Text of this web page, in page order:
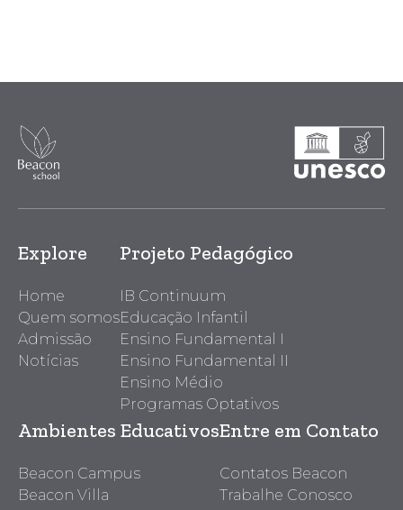
Explore
Home
Quem somos
Admissão
Notícias
Projeto Pedagógico
IB Continuum
Educação Infantil
Ensino Fundamental I
Ensino Fundamental II
Ensino Médio
Programas Optativos
Ambientes Educativos
Beacon Campus
Beacon Villa
Entre em Contato
Contatos Beacon
Trabalhe Conosco